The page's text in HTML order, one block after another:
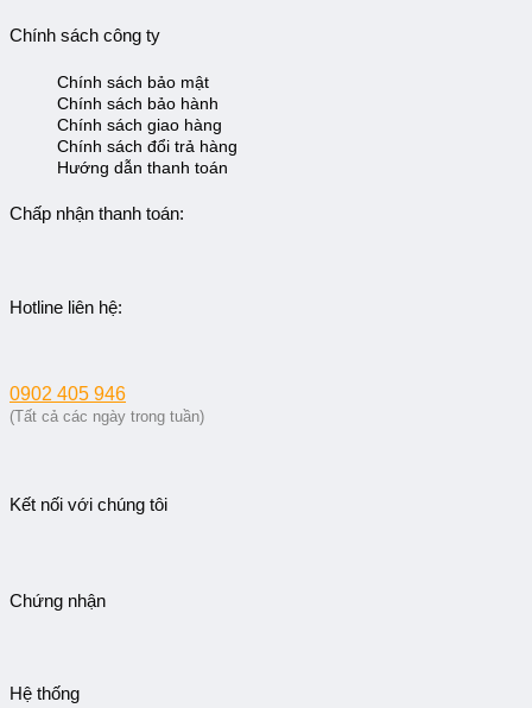
Chính sách công ty
Chính sách bảo mật
Chính sách bảo hành
Chính sách giao hàng
Chính sách đổi trả hàng
Hướng dẫn thanh toán
Chấp nhận thanh toán:
Hotline liên hệ:
0902 405 946
(Tất cả các ngày trong tuần)
Kết nối với chúng tôi
Chứng nhận
Hệ thống